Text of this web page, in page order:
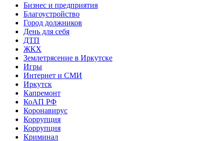
Бизнес и предприятия
Благоустройство
Город должников
День для себя
ДТП
ЖКХ
Землетрясение в Иркутске
Игры
Интернет и СМИ
Иркутск
Капремонт
КоАП РФ
Коронавирус
Коррупция
Коррупция
Криминал